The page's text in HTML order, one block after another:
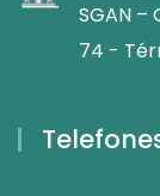
SGAN –
74 -